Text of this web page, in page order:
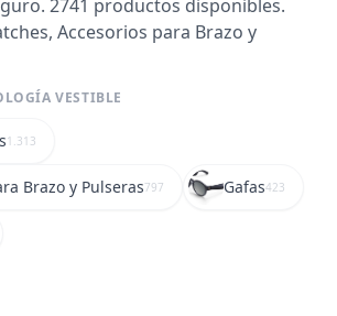
2741 productos disponibles.
Accesorios para Brazo y
VESTIBLE
1.313
Brazo y Pulseras797 Gafas423